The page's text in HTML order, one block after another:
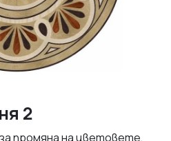
2
промяна на цветовете,